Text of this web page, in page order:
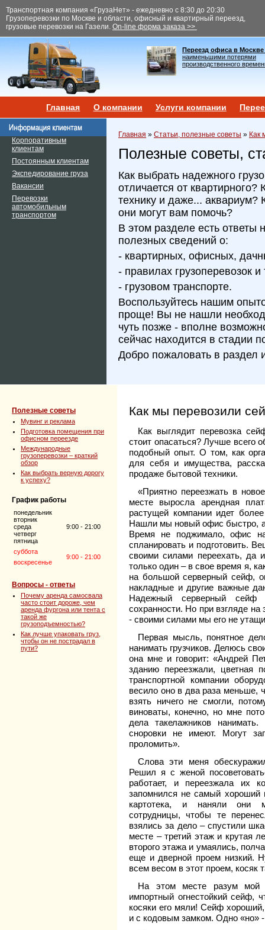
Транспортная компания «ГрузаНет» - ежедневно с 8:30 до 20:30
Грузоперевозки по Москве и области, офисный и квартирный переезд,
грузовые перевозки на Газели. On-line форма заказа >>
Переезд офиса в Москве
наименьшими потерями
производственного
Главная О компании Услуги компании
Корпоративным
клиентам
Постоянным клиентам
Экспедирование груза
Вакансии
Перевозки
автомобильным
транспортом
Главная » Статьи, полезные советы » Как
Полезные советы,
Как выбрать надежного
отличается от
технику и даже... аквариум?
они могут вам помочь?
В этом разделе есть ответы
полезных сведений о:
- квартирных, офисных,
- правилах грузоперевозок и
- грузовом транспорте.
Воспользуйтесь нашим
проще! Вы не нашли
чуть позже - вполне
сейчас находится в стадии
Добро пожаловать в раздел
Полезные советы
Мувинг и реклама
Подготовка помещения при
офисном переезде
Международные
грузоперевозки – краткий
обзор
Как выбрать верную дорогу
к успеху?
График работы
понедельник
вторник
среда
четверг
пятница
9:00 - 21:00
суббота
9:00 - 21:00
воскресенье
Вопросы - ответы
Почему аренда самосвала
часто стоит дороже, чем
аренда фургона или тента с
такой же
грузоподъемностью?
Как лучше упаковать груз,
чтобы он не пострадал в
пути?
Как мы перевозили
Как выглядит перевозка
стоит опасаться? Лучше всего
подобный опыт. О том, как
для себя и имущества,
продаже бытовой техники.
«Приятно переезжать в
месте выросла арендная
растущей компании идет
Нашли мы новый офис быстро,
Время не поджимало, офис
спланировать и подготовить.
своими силами переехать, да
только один – в свое время я,
на большой серверный сейф,
накладные и другие важные
Надежный серверный
сохранности. Но при взгляде
- своими силами мы его не
Первая мысль, понятное
нанимать грузчиков. Делюсь
она мне и говорит: «Андрей
зданию переезжали, цветная
транспортной компании
весило оно в два раза меньше,
взять ничего не смогли,
виноваты, конечно, но мне
дела такелажников
сноровки не имеют. Могут
проломить».
Слова эти меня
Решил я с женой
работает, и переезжала их
запомнился не самый
картотека, и наняли они
сотрудницы, чтобы те
взялись за дело – спустили
месте – третий этаж и крутая
второго этажа и умаялись,
еще и дверной проем низкий.
всем весом в этот проем,
На этом месте разум мой
импортный огнестойкий сейф,
косяки его мяли! Сейф
и с кодовым замком. Одно «но»